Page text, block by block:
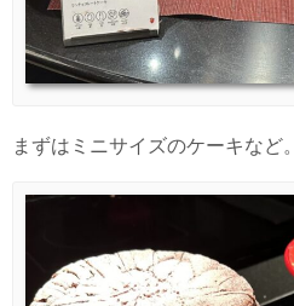
まずはミニサイズのケーキなど。